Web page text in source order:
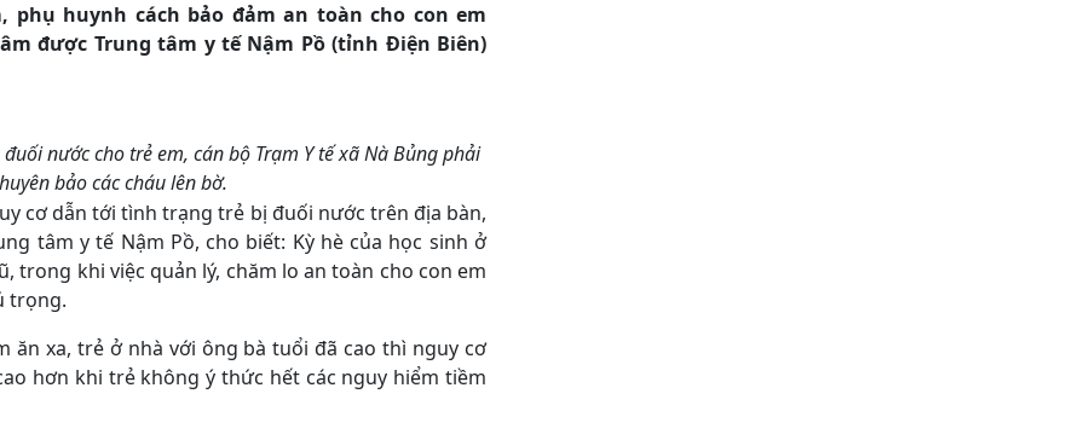
huynh cách bảo đảm an toàn cho con em
được Trung tâm y tế Nậm Pồ (tỉnh Điện Biên)
nước cho trẻ em, cán bộ Trạm Y tế xã Nà Bủng phải
bảo các cháu lên bờ.
cơ dẫn tới tình trạng trẻ bị đuối nước trên địa bàn,
tâm y tế Nậm Pồ, cho biết: Kỳ hè của học sinh ở
trong khi việc quản lý, chăm lo an toàn cho con em
trọng.
ăn xa, trẻ ở nhà với ông bà tuổi đã cao thì nguy cơ
hơn khi trẻ không ý thức hết các nguy hiểm tiềm